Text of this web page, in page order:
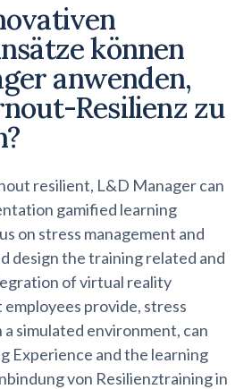
können
anwenden,
Resilienz zu
resilient, L&D Manager can
gamified learning
on stress management and
design the training related and
of virtual reality
employees provide, stress
simulated environment, can
Experience and the learning
von Resilienztraining in